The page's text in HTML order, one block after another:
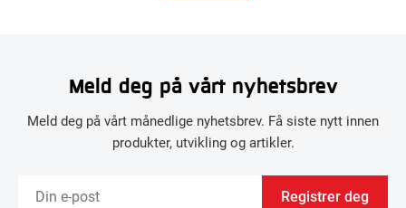
Meld deg på vårt nyhetsbrev
Meld deg på vårt månedlige nyhetsbrev. Få siste nytt innen
produkter, utvikling og artikler.
Registrer deg